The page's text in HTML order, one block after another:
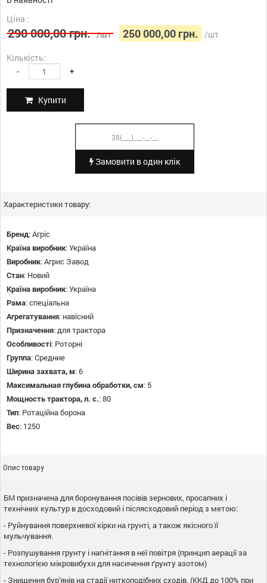
Ціна :
290 000,00 грн. /шт 250 000,00 грн. /шт
Кількість:
- +
Купити
Замовити в один клік
Характеристики товару:
Бренд:Агріс
Країна виробник:Україна
Виробник:Агрис Завод
Стан: Новий
Країна виробник:Україна
Рама:спеціальна
Агрегатування: навісний
Призначення:для трактора
Особливості: Роторні
Группа:Средние
Ширина захвата, м:6
Максимальная глубина обработки, см: 5
Мощность трактора, л. с.:80
Тип: Ротаційна борона
Вес: 1250
Опис товару
БМ призначена для боронування посівів зернових, просапних і
технічних культур в досходовий і післясходовий період з метою:
- Руйнування поверхневої кірки на грунті, а також якісного її
мульчування.
- Розпушування грунту і нагнітання в неї повітря (принцип аерації за
технологією мікровибухи для насичення ґрунту азотом)
- Знищення бур'янів на стадії ниткоподібних сходів. (ККД до 100% при